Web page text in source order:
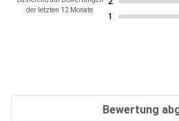
der letzten 12 Monate
1
Bewertung